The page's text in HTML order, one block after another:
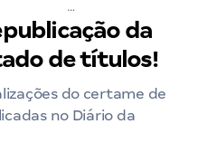
da
de títulos!
do certame de
no Diário da